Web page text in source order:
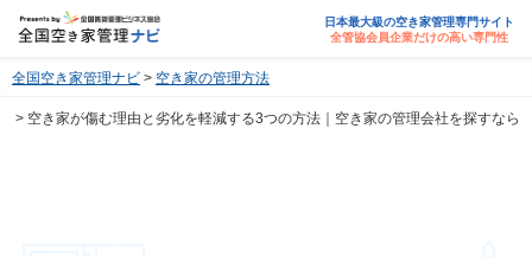
日本最大級の空き家管理専門サイト
全管協会員企業だけの高い専門性
全国空き家管理ナビ 空き家の管理方法
空き家が傷む理由と劣化を軽減する3つの方法｜空き家の管理会社を探すなら